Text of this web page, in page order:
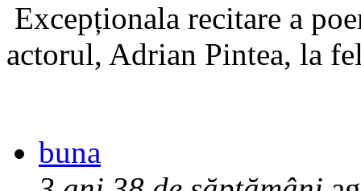
Excepționala recitare a
actorul, Adrian Pintea, la
buna